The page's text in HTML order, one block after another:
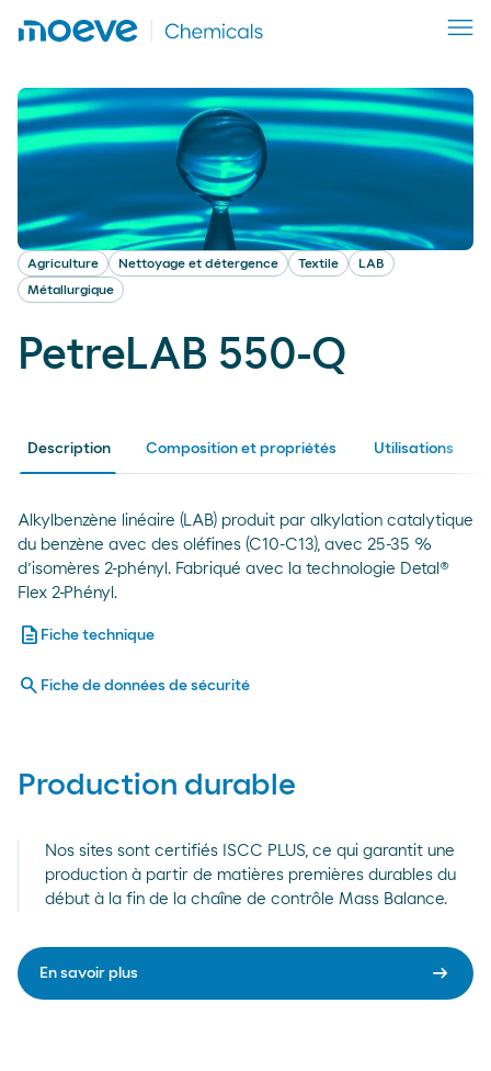
Agriculture Nettoyage et détergence Textile
LAB
Métallurgique
PetreLAB 550-Q
Description Composition et propriétés Utilisations
Alkylbenzène linéaire (LAB) produit par alkylation catalytique
du benzène avec des oléfines (C10-C13), avec 25-35 %
d’isomères 2-phényl. Fabriqué avec la technologie Detal®
Flex 2-Phényl.
description Fiche technique
search Fiche de données de sécurité
Production durable
Nos sites sont certifiés ISCC PLUS, ce qui garantit une
production à partir de matières premières durables du
début à la fin de la chaîne de contrôle Mass Balance.
En savoir plus arrow_right_alt